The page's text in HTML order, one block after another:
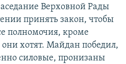
Верховной Рады
принять закон, чтобы
полномочия, кроме
они хотят. Майдан победил,
силовые, пронизаны